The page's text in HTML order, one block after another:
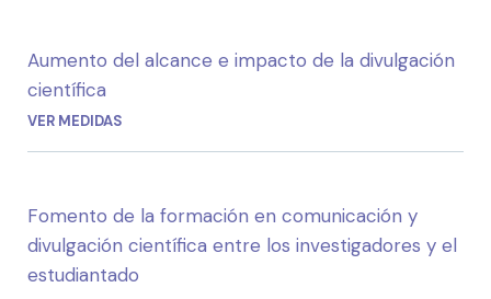
Aumento del alcance e impacto de la divulgación
científica
VER MEDIDAS
Fomento de la formación en comunicación y
divulgación científica entre los investigadores y el
estudiantado